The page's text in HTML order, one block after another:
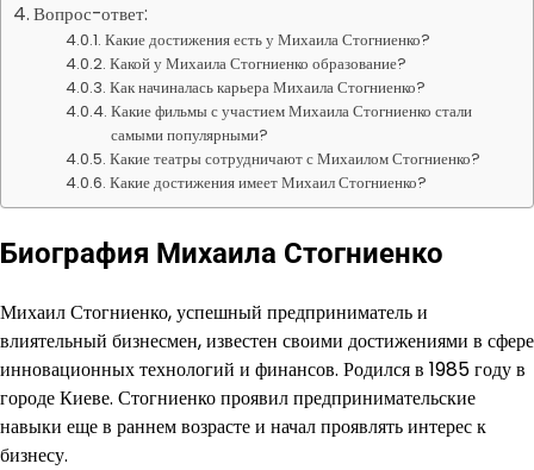
Вопрос-ответ:
Какие достижения есть у Михаила Стогниенко?
Какой у Михаила Стогниенко образование?
Как начиналась карьера Михаила Стогниенко?
Какие фильмы с участием Михаила Стогниенко стали
самыми популярными?
Какие театры сотрудничают с Михаилом Стогниенко?
Какие достижения имеет Михаил Стогниенко?
Биография Михаила Стогниенко
Михаил Стогниенко, успешный предприниматель и
влиятельный бизнесмен, известен своими достижениями в сфере
инновационных технологий и финансов. Родился в 1985 году в
городе Киеве. Стогниенко проявил предпринимательские
навыки еще в раннем возрасте и начал проявлять интерес к
бизнесу.